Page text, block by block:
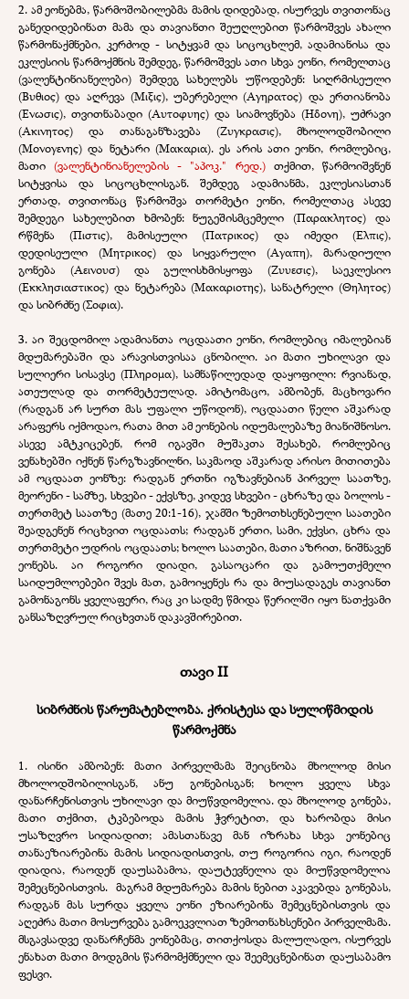
2. ამ ეონებმა, წარმოშობილებმა მამის დიდებად, ისურვეს თვითონაც
განედიდებინათ მამა და თავიანთი შეუღლებით წარმოშვეს ახალი
წარმონაქმნები, კერძოდ - სიტყვამ და სიცოცხლემ, ადამიანისა და
ეკლესიის წარმოქმნის შემდეგ, წარმოშვეს ათი სხვა ეონი, რომელთაც
(ვალენტინიანელები) შემდეგ სახელებს უწოდებენ: სიღრმისეული
(Βυθιος) და აღრევა (Μιξις), უბერებელი (Αγηρατος) და ერთიანობა
(Ενωσις), თვითნაბადი (Αυτοφυης) და სიამოვნება (Ηδονη), უძრავი
(Ακινητος) და თანაგანზავება (Ζυγκρασις), მხოლოდშობილი
(Μονογενης) და ნეტარი (Μακαρια). ეს არის ათი ეონი, რომლებიც,
მათი(ვალენტინიანელების - "აპოკ." რედ.)თქმით, წარმოიშვნენ
სიტყვისა და სიცოცხლისგან. შემდეგ ადამიანმა, ეკლესიასთან
ერთად, თვითონაც წარმოშვა თორმეტი ეონი, რომელთაც ასევე
შემდეგი სახელებით ხმობენ: ნუგეშისმცემელი (Παρακλητος) და
რწმენა (Πιστις), მამისეული (Πατρικος) და იმედი (Ελπις),
დედისეული (Μητρικος) და სიყვარული (Αγαπη), მარადიული
გონება (Αεινουσ) და გულისხმისყოფა (Ζυυεσις), საეკლესიო
(Εκκλησιαστικος) და ნეტარება (Μακαριοτης), სანატრელი (Θηλητος)
და სიბრძნე (Σοφια).
3. აი შეცდომილ ადამიანთა ოცდაათი ეონი, რომლებიც იმალებიან
მდუმარებაში და არავისთვისაა ცნობილი. აი მათი უხილავი და
სულიერი სისავსე (Πληρομα), სამნაწილედად დაყოფილი: რვიანად,
ათეულად და თორმეტეულად. ამიტომაცო, ამბობენ, მაცხოვარი
(რადგან არ სურთ მას უფალი უწოდონ), ოცდაათი წელი აშკარად
არაფერს იქმოდაო, რათა მით ამ ეონების იდუმალებაზე მიანიშნოსო.
ასევე ამტკიცებენ, რომ იგავში მუშაკთა შესახებ, რომლებიც
ვენახებში იქნენ წარგზავნილნი, საკმაოდ აშკარად არისო მითითება
ამ ოცდაათ ეონზე: რადგან ერთნი იგზავნებიან პირველ საათზე,
მეორენი - სამზე, სხვები - ექვსზე, კიდევ სხვები - ცხრაზე და ბოლოს -
თერთმეტ საათზე (მათე 20:1-16), ჯამში ზემოთხსენებული საათები
შეადგენენ რიცხვით ოცდაათს; რადგან ერთი, სამი, ექვსი, ცხრა და
თერთმეტი უდრის ოცდაათს; ხოლო საათები, მათი აზრით, ნიშნავენ
ეონებს. აი როგორი დიადი, გასაოცარი და გამოუთქმელი
საიდუმლოებები შვეს მათ, გამოიყენეს რა და მიუსადაგეს თავიანთ
გამონაგონს ყველაფერი, რაც კი სადმე წმიდა წერილში იყო ნათქვამი
განსაზღვრულ რიცხვთან დაკავშირებით.
თავი II
სიბრძნის წარუმატებლობა. ქრისტესა და სულიწმიდის
წარმოქმნა
1. ისინი ამბობენ: მათი პირველმამა შეიცნობა მხოლოდ მისი
მხოლოდშობილისგან, ანუ გონებისგან; ხოლო ყველა სხვა
დანარჩენისთვის უხილავი და მიუწვდომელია. და მხოლოდ გონება,
მათი თქმით, ტკბებოდა მამის ჭვრეტით, და ხარობდა მისი
უსაზღვრო სიდიადით; ამასთანავე მან იზრახა სხვა ეონებიც
თანაეზიარებინა მამის სიდიადისთვის, თუ როგორია იგი, რაოდენ
დიადია, რაოდენ დაუსაბამოა, დაუტევნელია და მიუწვდომელია
შემეცნებისთვის. მაგრამ მდუმარება მამის ნებით აკავებდა გონებას,
რადგან მას სურდა ყველა ეონი ეზიარებინა შემეცნებისთვის და
აღეძრა მათი მოსურვება გამოეკვლიათ ზემოთნახსენები პირველმამა.
მსგავსადვე დანარჩენმა ეონებმაც, თითქოსდა მალულადო, ისურვეს
ენახათ მათი მოდგმის წარმომქმნელი და შეემეცნებინათ დაუსაბამო
ფესვი.